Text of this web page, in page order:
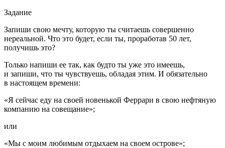
Задание
Запиши свою мечту, которую ты считаешь совершенно
нереальной. Что это будет, если ты, проработав 50 лет,
получишь это?
Только напиши ее так, как будто ты уже это имеешь,
и запиши, что ты чувствуешь, обладая этим. И обязательно
в настоящем времени:
«Я сейчас еду на своей новенькой Феррари в свою нефтяную
компанию на совещание»;
или
«Мы с моим любимым отдыхаем на своем острове»;